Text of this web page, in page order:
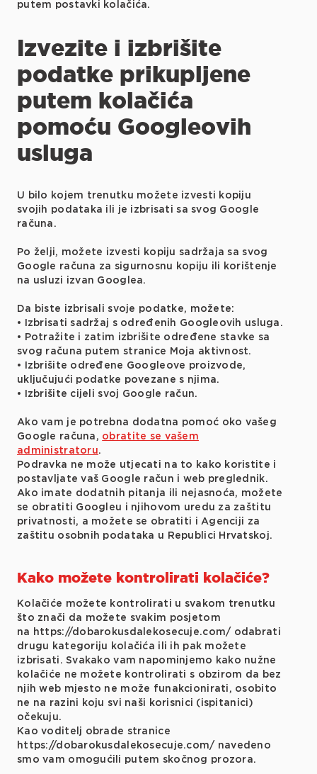
putem postavki kolačića.
Izvezite i izbrišite
podatke prikupljene
putem kolačića
pomoću Googleovih
usluga
U bilo kojem trenutku možete izvesti kopiju
svojih podataka ili je izbrisati sa svog Google
računa.
Po želji, možete izvesti kopiju sadržaja sa svog
Google računa za sigurnosnu kopiju ili korištenje
na usluzi izvan Googlea.
Da biste izbrisali svoje podatke, možete:
• Izbrisati sadržaj s određenih Googleovih usluga.
• Potražite i zatim izbrišite određene stavke sa
svog računa putem stranice Moja aktivnost.
• Izbrišite određene Googleove proizvode,
uključujući podatke povezane s njima.
• Izbrišite cijeli svoj Google račun.
Ako vam je potrebna dodatna pomoć oko vašeg
Google računa, obratite se vašem
administratoru.
Podravka ne može utjecati na to kako koristite i
postavljate vaš Google račun i web preglednik.
Ako imate dodatnih pitanja ili nejasnoća, možete
se obratiti Googleu i njihovom uredu za zaštitu
privatnosti, a možete se obratiti i Agenciji za
zaštitu osobnih podataka u Republici Hrvatskoj.
Kako možete kontrolirati kolačiće?
Kolačiće možete kontrolirati u svakom trenutku
što znači da možete svakim posjetom
na https://dobarokusdalekosecuje.com/ odabrati
drugu kategoriju kolačića ili ih pak možete
izbrisati. Svakako vam napominjemo kako nužne
kolačiće ne možete kontrolirati s obzirom da bez
njih web mjesto ne može funakcionirati, osobito
ne na razini koju svi naši korisnici (ispitanici)
očekuju.
Kao voditelj obrade stranice
https://dobarokusdalekosecuje.com/ navedeno
smo vam omogućili putem skočnog prozora.